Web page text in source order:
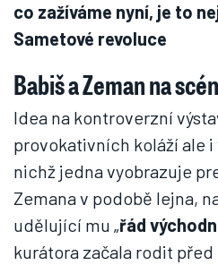
co zažíváme nyní, je to
Sametové revoluce
Babiš a Zeman na
Idea na kontroverzní
provokativních koláží ale
nichž jedna vyobrazuje
Zemana v podobě lejna,
udělující mu „řád
kurátora začala rodit před